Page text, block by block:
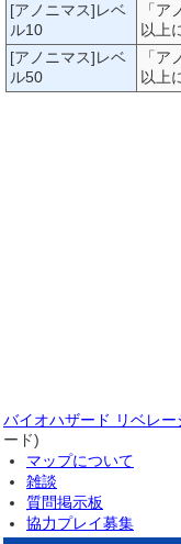
[アノニマス]レベ
ル10
「
以上
[アノニマス]レベ
ル50
「
以上
バイオハザード リベレ
ード)
マップについて
雑談
質問掲示板
協力プレイ募集